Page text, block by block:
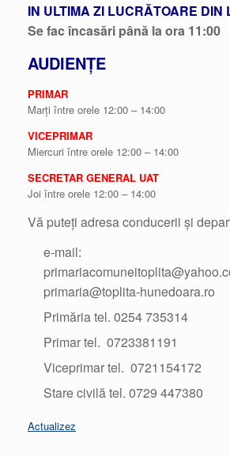
IN ULTIMA ZI LUCRĂTOARE DIN
Se fac încasări până la ora 11:00
AUDIENȚE
PRIMAR
Marți între orele 12:00 – 14:00
VICEPRIMAR
Miercuri între orele 12:00 – 14:00
SECRETAR GENERAL UAT
Joi între orele 12:00 – 14:00
Vă puteți adresa conducerii și
e-mail:
primaria@toplita-hunedoara.ro
Primăria tel. 0254 735314
Primar tel. 0723381191
Viceprimar tel. 0721154172
Stare civilă tel. 0729 447380
Actualizez